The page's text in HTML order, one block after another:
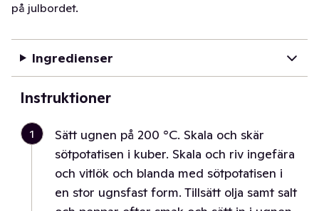
på julbordet.
Ingredienser
Instruktioner
1
Sätt ugnen på 200 °C. Skala och skär
sötpotatisen i kuber. Skala och riv ingefära
och vitlök och blanda med sötpotatisen i
en stor ugnsfast form. Tillsätt olja samt salt